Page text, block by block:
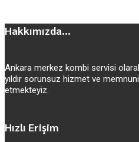
Hakkımızda...
Ankara merkez kombi servisi
yıldır sorunsuz hizmet ve
etmekteyiz.
Hızlı Erişim